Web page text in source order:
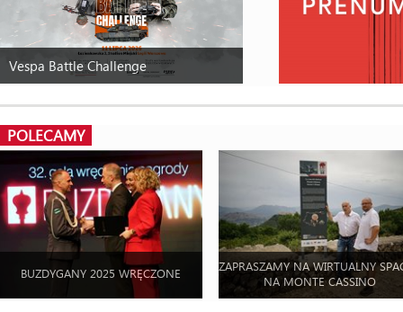
Vespa Battle Challenge
POLECAMY
BUZDYGANY 2025 WRĘCZONE
ZAPRASZAMY NA WIRTUALNY
NA MONTE CASSINO